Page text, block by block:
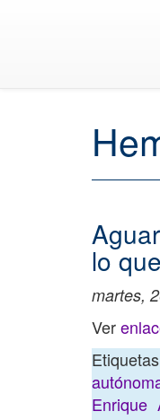
lo
martes,
Ver
Enrique